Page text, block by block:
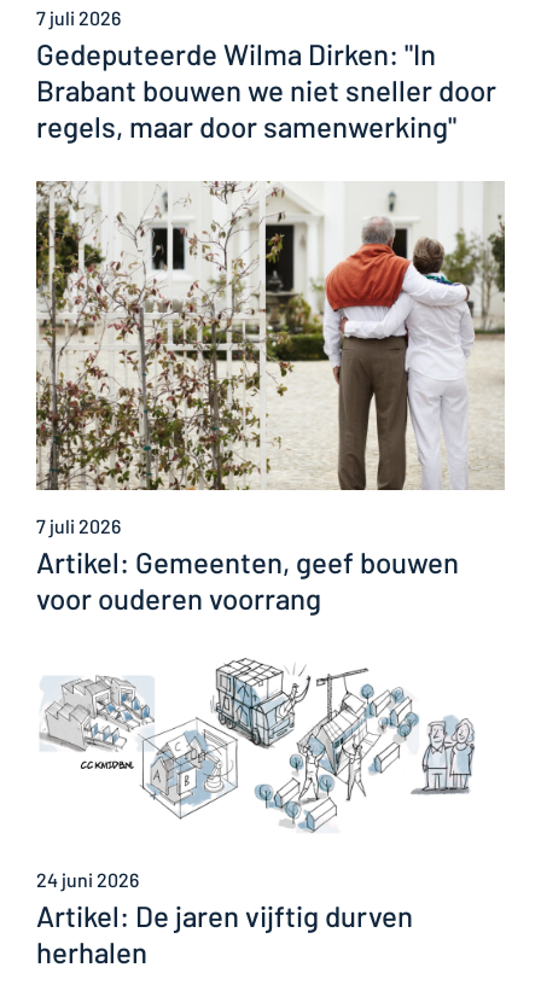
7 juli 2026
Gedeputeerde Wilma Dirken: "In
Brabant bouwen we niet sneller door
regels, maar door samenwerking"
7 juli 2026
Artikel: Gemeenten, geef bouwen
voor ouderen voorrang
24 juni 2026
Artikel: De jaren vijftig durven
herhalen